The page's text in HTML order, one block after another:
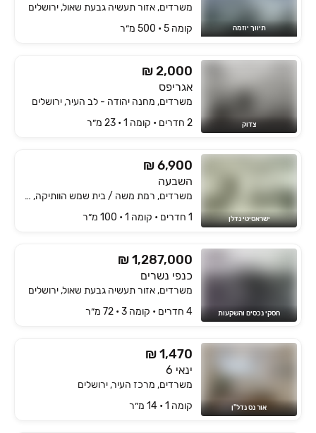
תיווך יוזמה
משרדים, אזור תעשיה גבעת שאול, ירושלים
קומה ‎5‏ • 500 מ״ר
צדוק
₪ 2,000
אגריפס
משרדים, מחנה יהודה - לב העיר, ירושלים
2 חדרים • קומה ‎1‏ • 23 מ״ר
ישראסיטי נדלן
₪ 6,900
השבעה
משרדים, רמת משה / בית שמש הוותיקה, בית שמש
1 חדרים • קומה ‎1‏ • 100 מ״ר
חסקי נכסים והשקעות
₪ 1,287,000
כנפי נשרים
משרדים, אזור תעשיה גבעת שאול, ירושלים
4 חדרים • קומה ‎3‏ • 72 מ״ר
אור נס נדל"ן
₪ 1,470
ינאי 6
משרדים, מרכז העיר, ירושלים
קומה ‎1‏ • 14 מ״ר